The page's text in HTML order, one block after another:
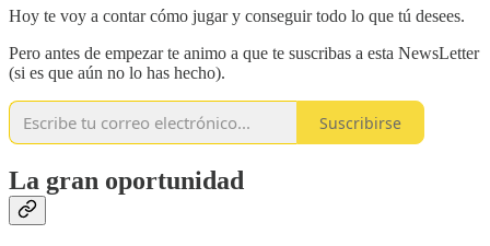
Hoy te voy a contar cómo jugar y conseguir todo lo que tú desees.
Pero antes de empezar te animo a que te suscribas a esta NewsLetter
(si es que aún no lo has hecho).
Suscribirse
La gran oportunidad